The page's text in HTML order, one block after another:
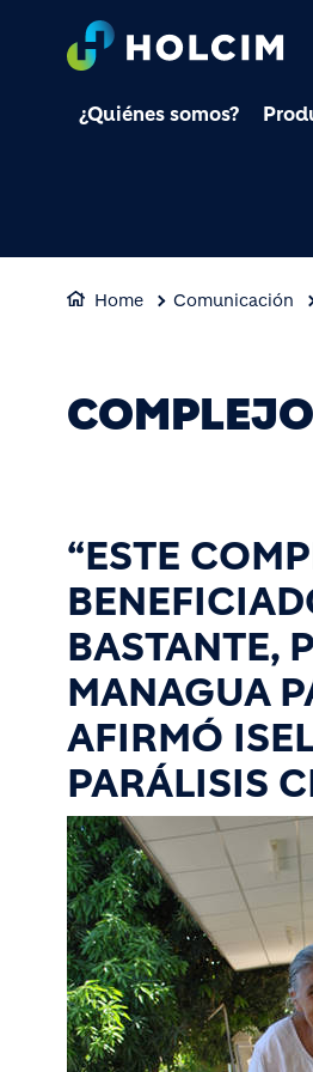
¿Quiénes somos?
Home Comunicación
“ESTE
BASTANTE,
MANAGUA
AFIRMÓ
PARÁLISIS